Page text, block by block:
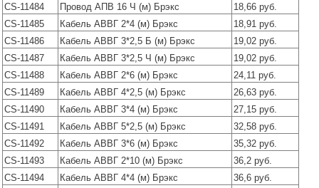
CS-11484
Провод АПВ 16 Ч (м) Брэкс
18,66 руб.
CS-11485
Кабель АВВГ 2*4 (м) Брэкс
18,91 руб.
CS-11486
Кабель АВВГ 3*2,5 Б (м) Брэкс
19,02 руб.
CS-11487
Кабель АВВГ 3*2,5 Ч (м) Брэкс
19,02 руб.
CS-11488
Кабель АВВГ 2*6 (м) Брэкс
24,11 руб.
CS-11489
Кабель АВВГ 4*2,5 (м) Брэкс
26,63 руб.
CS-11490
Кабель АВВГ 3*4 (м) Брэкс
27,15 руб.
CS-11491
Кабель АВВГ 5*2,5 (м) Брэкс
32,58 руб.
CS-11492
Кабель АВВГ 3*6 (м) Брэкс
35,32 руб.
CS-11493
Кабель АВВГ 2*10 (м) Брэкс
36,2 руб.
CS-11494
Кабель АВВГ 4*4 (м) Брэкс
36,6 руб.